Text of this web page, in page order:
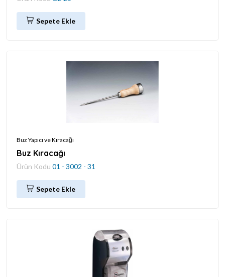
Sepete Ekle
Buz Yapıcı ve Kıracağı
Buz Kıracağı
Ürün Kodu 01 - 3002 - 31
Sepete Ekle